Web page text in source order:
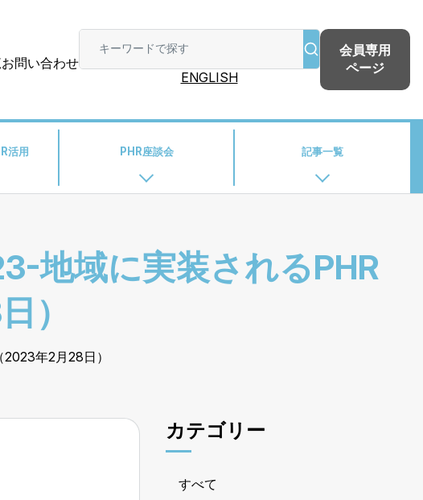
お問い合わせ
ENGLISH
会員専用
ページ
活用 PHR座談会 記事一覧
地域に実装されるPHR
）
年2月28日）
カテゴリー
すべて